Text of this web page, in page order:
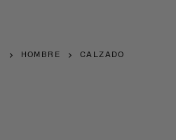
HOMBRE CALZADO